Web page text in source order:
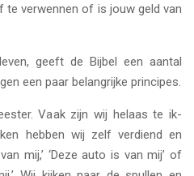
verwennen of is jouw geld van
geeft de Bijbel een aantal
een paar belangrijke principes.
Vaak zijn wij helaas te ik-
hebben wij zelf verdiend en
mij,’ ‘Deze auto is van mij’ of